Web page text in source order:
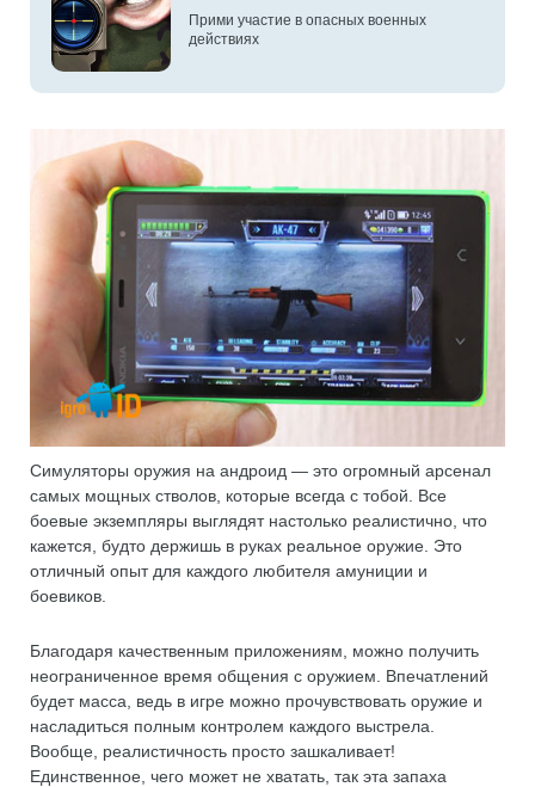
Прими участие в опасных военных
действиях
Симуляторы оружия на андроид — это огромный арсенал
самых мощных стволов, которые всегда с тобой. Все
боевые экземпляры выглядят настолько реалистично, что
кажется, будто держишь в руках реальное оружие. Это
отличный опыт для каждого любителя амуниции и
боевиков.
Благодаря качественным приложениям, можно получить
неограниченное время общения с оружием. Впечатлений
будет масса, ведь в игре можно прочувствовать оружие и
насладиться полным контролем каждого выстрела.
Вообще, реалистичность просто зашкаливает!
Единственное, чего может не хватать, так эта запаха